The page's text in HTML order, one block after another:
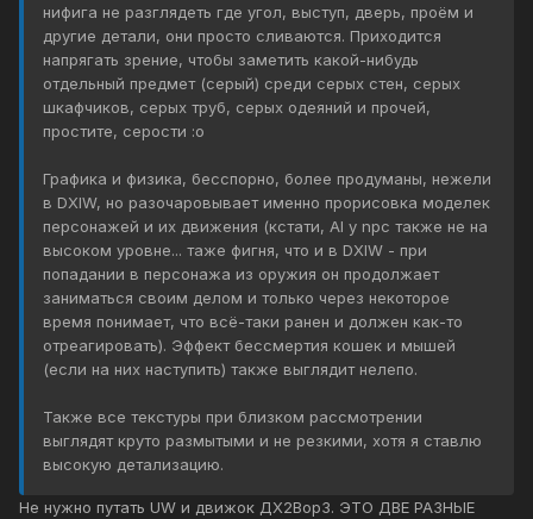
нифига не разглядеть где угол, выступ, дверь, проём и
другие детали, они просто сливаются. Приходится
напрягать зрение, чтобы заметить какой-нибудь
отдельный предмет (серый) среди серых стен, серых
шкафчиков, серых труб, серых одеяний и прочей,
простите, серости :o
Графика и физика, бесспорно, более продуманы, нежели
в DXIW, но разочаровывает именно прорисовка моделек
персонажей и их движения (кстати, AI у npc также не на
высоком уровне... таже фигня, что и в DXIW - при
попадании в персонажа из оружия он продолжает
заниматься своим делом и только через некоторое
время понимает, что всё-таки ранен и должен как-то
отреагировать). Эффект бессмертия кошек и мышей
(если на них наступить) также выглядит нелепо.
Также все текстуры при близком рассмотрении
выглядят круто размытыми и не резкими, хотя я ставлю
высокую детализацию.
Не нужно путать UW и движок ДХ2Вор3. ЭТО ДВЕ РАЗНЫЕ